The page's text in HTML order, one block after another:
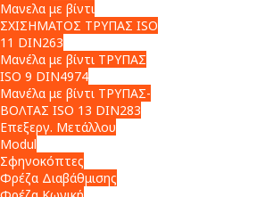
Μανελα με βίντι
ΣΧΙΣΗΜΑΤΟΣ ΤΡΥΠΑΣ ISO
11 DIN263
Μανέλα με βίντι ΤΡΥΠΑΣ
ISO 9 DIN4974
Μανέλα με βίντι ΤΡΥΠΑΣ-
ΒΟΛΤΑΣ ISO 13 DIN283
Επεξεργ. Μετάλλου
Modul
Σφηνοκόπτες
Φρέζα Διαβάθμισης